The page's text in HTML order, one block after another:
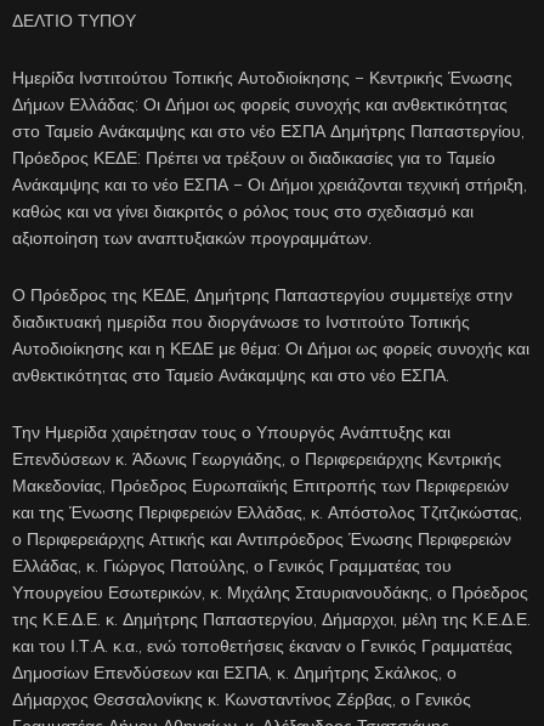
ΔΕΛΤΙΟ ΤΥΠΟΥ
Ημερίδα Ινστιτούτου Τοπικής Αυτοδιοίκησης – Κεντρικής Ένωσης
Δήμων Ελλάδας: Οι Δήμοι ως φορείς συνοχής και ανθεκτικότητας
στο Ταμείο Ανάκαμψης και στο νέο ΕΣΠΑ Δημήτρης Παπαστεργίου,
Πρόεδρος ΚΕΔΕ: Πρέπει να τρέξουν οι διαδικασίες για το Ταμείο
Ανάκαμψης και το νέο ΕΣΠΑ – Οι Δήμοι χρειάζονται τεχνική στήριξη,
καθώς και να γίνει διακριτός ο ρόλος τους στο σχεδιασμό και
αξιοποίηση των αναπτυξιακών προγραμμάτων.
Ο Πρόεδρος της ΚΕΔΕ, Δημήτρης Παπαστεργίου συμμετείχε στην
διαδικτυακή ημερίδα που διοργάνωσε το Ινστιτούτο Τοπικής
Αυτοδιοίκησης και η ΚΕΔΕ με θέμα: Οι Δήμοι ως φορείς συνοχής και
ανθεκτικότητας στο Ταμείο Ανάκαμψης και στο νέο ΕΣΠΑ.
Την Ημερίδα χαιρέτησαν τους ο Υπουργός Ανάπτυξης και
Επενδύσεων κ. Άδωνις Γεωργιάδης, ο Περιφερειάρχης Κεντρικής
Μακεδονίας, Πρόεδρος Ευρωπαϊκής Επιτροπής των Περιφερειών
και της Ένωσης Περιφερειών Ελλάδας, κ. Απόστολος Τζιτζικώστας,
ο Περιφερειάρχης Αττικής και Αντιπρόεδρος Ένωσης Περιφερειών
Ελλάδας, κ. Γιώργος Πατούλης, ο Γενικός Γραμματέας του
Υπουργείου Εσωτερικών, κ. Μιχάλης Σταυριανουδάκης, ο Πρόεδρος
της Κ.Ε.Δ.Ε. κ. Δημήτρης Παπαστεργίου, Δήμαρχοι, μέλη της Κ.Ε.Δ.Ε.
και του Ι.Τ.Α. κ.α., ενώ τοποθετήσεις έκαναν ο Γενικός Γραμματέας
Δημοσίων Επενδύσεων και ΕΣΠΑ, κ. Δημήτρης Σκάλκος, ο
Δήμαρχος Θεσσαλονίκης κ. Κωνσταντίνος Ζέρβας, ο Γενικός